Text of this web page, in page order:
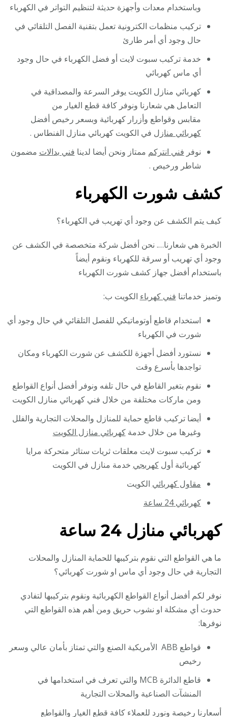
وباستخدام معدات وأجهزة حديثة لتنظيم التواتر في الكهرباء
تركيب منظمات الكترونية تعمل بتقنية الفصل التلقائي في
حال وجود أي أمر طارئ
خدمة تركيب سبوت لايت أو فضل الكهرباء في حال وجود
أي ماس كهربائي
كهربائي منازل الكويت يوفر السرعة والمصداقية في
التعامل هي شعارنا ونوفر كافة قطع الغيار من
مقابس وقواطع وأزرار كهربائية وبسعر رخيص أفضل
كهربائي منازل في الكويت كهربائي منازل الفنطاس .
نوفر فني انتركم ممتاز ونحن أيضا لدينا فني بدالات مضمون
شاطر ورخيص .
كشف شورت الكهرباء
كيف يتم الكشف عن وجود أي تهريب في الكهرباء؟
الخبرة هي شعارنا…. نحن أفضل شركة متخصصة في الكشف عن
وجود أي تهريب أو سرقة للكهرباء ونقوم أيضاً
باستخدام أفضل جهاز كشف شورت الكهرباء
وتميز خدماتنا فني كهرباء الكويت ب:
استخدام قاطع أوتوماتيكي للفصل التلقائي في حال وجود أي
شورت في الكهرباء
نستورد أفضل أجهزة للكشف عن شورت الكهرباء ومكان
تواجدها بأسرع وقت
نقوم بتغير القاطع في حال تلفه ونوفر أفضل أنواع القواطع
ومن ماركات مختلفة من خلال فني كهربائي منازل الكويت
أيضا تركيب قاطع حماية للمنازل والمحلات التجارية والفلل
وغيرها من خلال خدمةكهربائي منازل الكويت
تركيب سبوت لايت معلقات ثريات ستائر متحركة مرايا
كهربائية أولكهربجي خدمة منازل في الكويت
مقاول كهربائي الكويت
كهربائي 24 ساعة
كهربائي منازل 24 ساعة
ما هي القواطع التي نقوم بتركيبها للحماية المنازل والمحلات
التجارية في حال وجود أي ماس او شورت كهربائي؟
نوفر لكم أفضل أنواع القواطع الكهربائية ونقوم بتركيبها لتفادي
حدوث أي مشكلة او نشوب حريق ومن أهم هذه القواطع التي
نوفرها:
قواطع ABB الأمريكية الصنع والتي تمتاز بأمان عالي وسعر
رخيص
قاطع الدائرة MCB والتي تعرف في استخدامها في
المنشآت الصناعية والمحلات التجارية
أسعارنا رخيصة ونورد للعملاء كافة قطع الغيار والقواطع